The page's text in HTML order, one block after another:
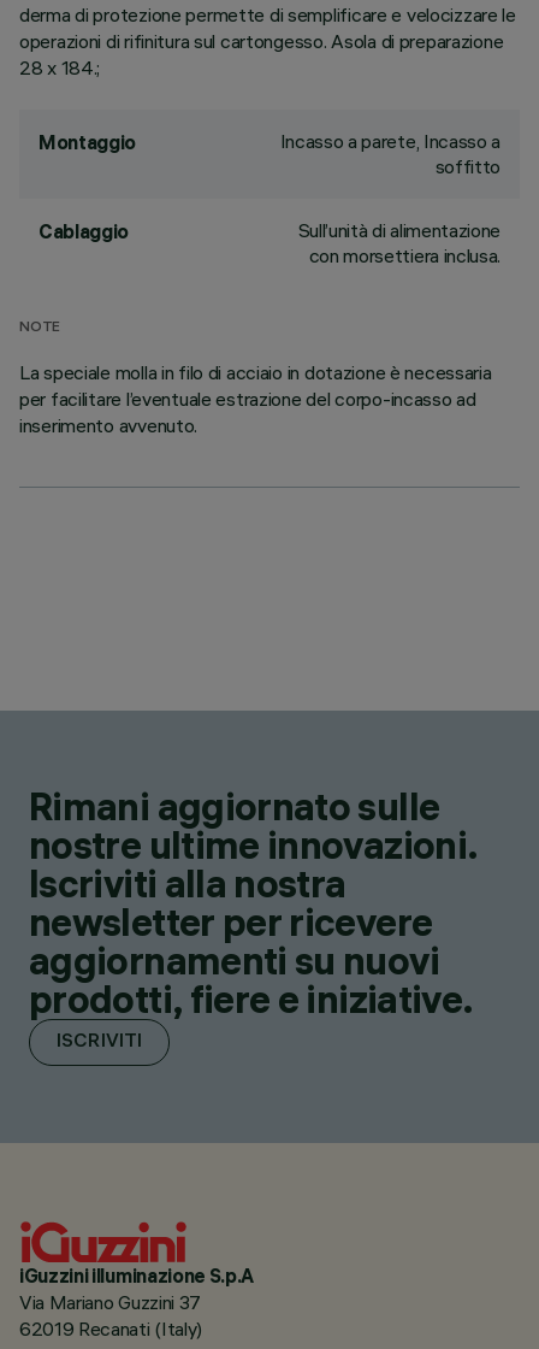
derma di protezione permette di semplificare e velocizzare le
operazioni di rifinitura sul cartongesso. Asola di preparazione
28 x 184.;
Montaggio
Incasso a parete, Incasso a
soffitto
Cablaggio
Sull’unità di alimentazione
con morsettiera inclusa.
NOTE
La speciale molla in filo di acciaio in dotazione è necessaria
per facilitare l’eventuale estrazione del corpo-incasso ad
inserimento avvenuto.
Rimani aggiornato sulle
nostre ultime innovazioni.
Iscriviti alla nostra
newsletter per ricevere
aggiornamenti su nuovi
prodotti, fiere e iniziative.
ISCRIVITI
iGuzzini illuminazione S.p.A
Via Mariano Guzzini 37
62019 Recanati (Italy)